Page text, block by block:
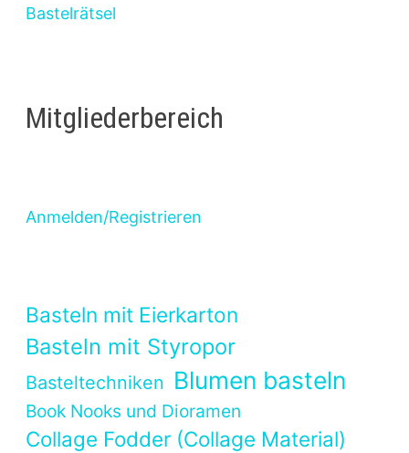
Bastelrätsel
Mitgliederbereich
Anmelden/Registrieren
Basteln mit Eierkarton
Basteln mit Styropor
Basteltechniken Blumen basteln
Book Nooks und Dioramen
Collage Fodder (Collage Material)